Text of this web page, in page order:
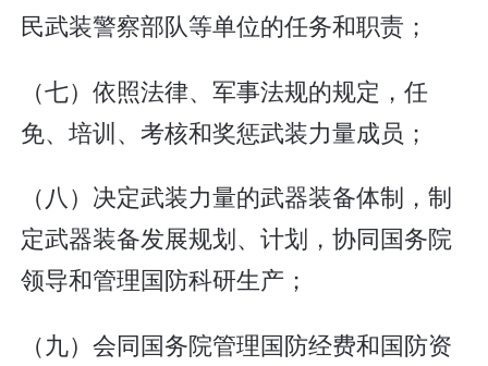
民武装警察部队等单位的任务和职责；
（七）依照法律、军事法规的规定，任
免、培训、考核和奖惩武装力量成员；
（八）决定武装力量的武器装备体制，制
定武器装备发展规划、计划，协同国务院
领导和管理国防科研生产；
（九）会同国务院管理国防经费和国防资